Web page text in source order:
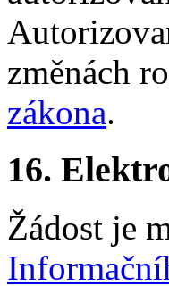
změnách
zákona.
16.
Žádost je